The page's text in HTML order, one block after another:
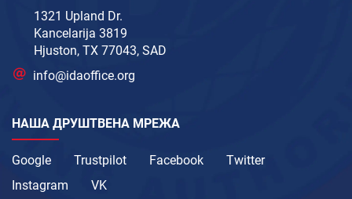
1321 Upland Dr.
Kancelarija 3819
Hjuston, TX 77043, SAD
info@idaoffice.org
НАША ДРУШТВЕНА МРЕЖА
Google Trustpilot Facebook
Twitter
Instagram
VK